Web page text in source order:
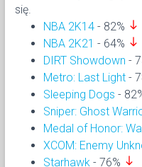
się.
NBA 2K14 - 82% south
NBA 2K21 - 64% south
DIRT Showdown -
Metro: Last Light -
Sleeping Dogs -
Sniper: Ghost
Medal of Honor:
XCOM: Enemy
Starhawk - 76% south